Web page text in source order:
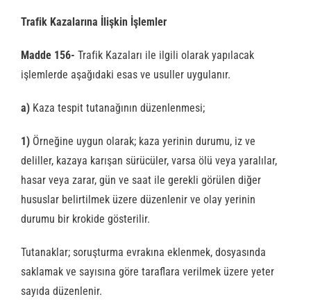
Trafik Kazalarına İlişkin İşlemler
Madde 156- Trafik Kazaları ile ilgili olarak yapılacak
işlemlerde aşağıdaki esas ve usuller uygulanır.
a) Kaza tespit tutanağının düzenlenmesi;
1) Örneğine uygun olarak; kaza yerinin durumu, iz ve
deliller, kazaya karışan sürücüler, varsa ölü veya yaralılar,
hasar veya zarar, gün ve saat ile gerekli görülen diğer
hususlar belirtilmek üzere düzenlenir ve olay yerinin
durumu bir krokide gösterilir.
Tutanaklar; soruşturma evrakına eklenmek, dosyasında
saklamak ve sayısına göre taraflara verilmek üzere yeter
sayıda düzenlenir.